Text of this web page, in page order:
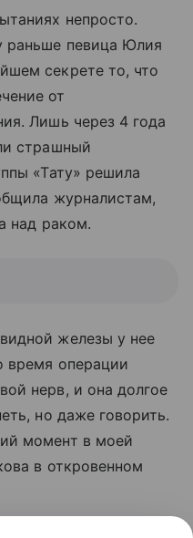
непросто.
раньше певица Юлия
секрете то, что
от
Лишь через 4 года
страшный
«Тату» решила
журналистам,
над раком.
железы у нее
время операции
нерв, и она долгое
но даже говорить.
момент в моей
в откровенном